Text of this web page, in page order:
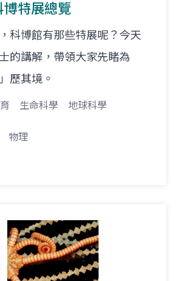
博特展總覽
科博館有那些特展呢？今天
的講解，帶領大家先睹為
歷其境。
生命科學 地球科學
物理